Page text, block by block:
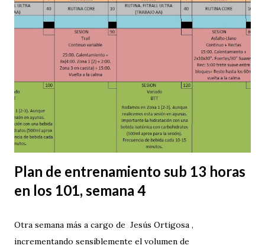
Plan de entrenamiento sub 13 horas
en los 101, semana 4
Otra semana más a cargo de Jesús Ortigosa ,
incrementando sensiblemente el volumen de